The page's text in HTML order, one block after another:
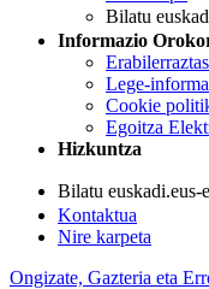
Bilatu
Informazio
Lege-
Cookie
Egoitza
Hizkuntza
Bilatu euskadi.eus-
Kontaktua
Nire karpeta
Ongizate, Gazteria eta